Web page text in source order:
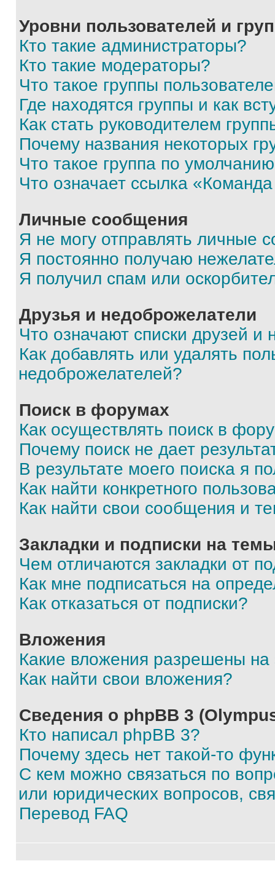
Уровни пользователей и
Кто такие администраторы?
Кто такие модераторы?
Что такое группы
Где находятся группы и как
Как стать руководителем
Почему названия некоторых
Что такое группа по
Что означает ссылка
Личные сообщения
Я не могу отправлять личные
Я постоянно получаю
Я получил спам или
Друзья и недоброжелатели
Что означают списки друзей и
Как добавлять или удалять
недоброжелателей?
Поиск в форумах
Как осуществлять поиск в
Почему поиск не дает
В результате моего поиска я
Как найти конкретного
Как найти свои сообщения и
Закладки и подписки на
Чем отличаются закладки от
Как мне подписаться на
Как отказаться от подписки?
Вложения
Какие вложения разрешены
Как найти свои вложения?
Сведения о phpBB 3
Кто написал phpBB 3?
Почему здесь нет такой-то
С кем можно связаться по
или юридических вопросов,
Перевод FAQ